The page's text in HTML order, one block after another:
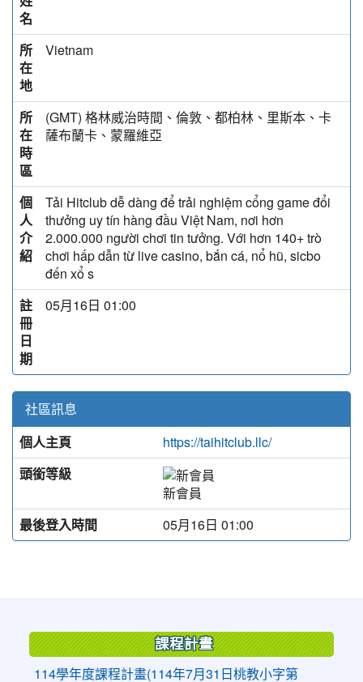
名
所
在
地
Vietnam
所
在
時
區
(GMT) 格林威治時間、倫敦、都柏林、里斯本、卡
薩布蘭卡、蒙羅維亞
個
人
介
紹
Tải Hitclub dễ dàng để trải nghiệm cổng game đổi
thưởng uy tín hàng đầu Việt Nam, nơi hơn
2.000.000 người chơi tin tưởng. Với hơn 140+ trò
chơi hấp dẫn từ live casino, bắn cá, nổ hũ, sicbo
đến xổ s
註
冊
日
期
05月16日 01:00
社區訊息
個人主頁
https://taihitclub.llc/
頭銜等級
新會員
最後登入時間
05月16日 01:00
課程計畫
114學年度課程計畫(114年7月31日桃教小字第